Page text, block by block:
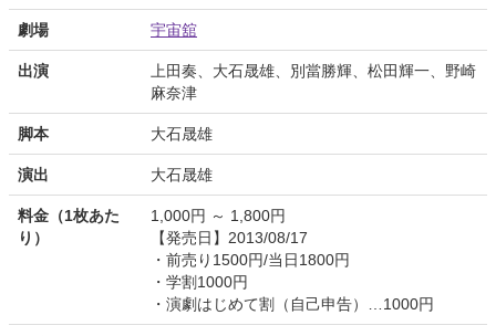
劇場 宇宙舘
出演
上田奏、大石晟雄、別當勝輝、松田輝一、野崎
麻奈津
脚本 大石晟雄
演出 大石晟雄
料金（1枚あた
り）
1,000円 ～ 1,800円
【発売日】2013/08/17
・前売り1500円/当日1800円
・学割1000円
・演劇はじめて割（自己申告）…1000円